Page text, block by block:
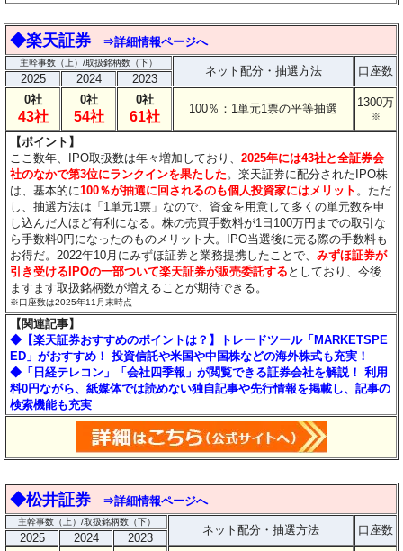
◆楽天証券 ⇒詳細情報ページへ
主幹事数（上）/取扱銘柄数（下）
ネット配分・抽選方法 口座数
2025 2024
2023
0社
43社
0社
54社
0社
61社
100％：1単元1票の平等抽選 1300万
※
【ポイント】
ここ数年、IPO取扱数は年々増加しており、2025年には43社と全証券会
社のなかで第3位にランクインを果たした。楽天証券に配分されたIPO株
は、基本的に100％が抽選に回されるのも個人投資家にはメリット 。ただ
し、抽選方法は「1単元1票」なので、資金を用意して多くの単元数を申
し込んだ人ほど有利になる。株の売買手数料が1日100万円までの取引な
ら手数料0円になったのものメリット大。IPO当選後に売る際の手数料も
お得だ。2022年10月にみずほ証券と業務提携したことで、みずほ証券が
引き受けるIPOの一部ついて楽天証券が販売委託する としており、今後
ますます取扱銘柄数が増えることが期待できる。
※口座数は2025年11月末時点
【関連記事】
◆【楽天証券おすすめのポイントは？】トレードツール「MARKETSPE
ED」がおすすめ！ 投資信託や米国や中国株などの海外株式も充実！
◆「日経テレコン」「会社四季報」が閲覧できる証券会社を解説！ 利用
料0円ながら、紙媒体では読めない独自記事や先行情報を掲載し、記事の
検索機能も充実
◆松井証券 ⇒詳細情報ページへ
主幹事数（上）/取扱銘柄数（下）
ネット配分・抽選方法 口座数
2025 2024
2023